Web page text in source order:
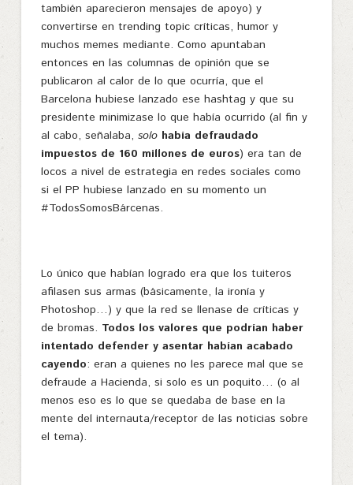
también aparecieron mensajes de apoyo) y
convertirse en trending topic críticas, humor y
muchos memes mediante. Como apuntaban
entonces en las columnas de opinión que se
publicaron al calor de lo que ocurría, que el
Barcelona hubiese lanzado ese hashtag y que su
presidente minimizase lo que había ocurrido (al fin y
al cabo, señalaba, solo había defraudado
impuestos de 160 millones de euros) era tan de
locos a nivel de estrategia en redes sociales como
si el PP hubiese lanzado en su momento un
#TodosSomosBárcenas.
Lo único que habían logrado era que los tuiteros
afilasen sus armas (básicamente, la ironía y
Photoshop…) y que la red se llenase de críticas y
de bromas. Todos los valores que podrían haber
intentado defender y asentar habían acabado
cayendo: eran a quienes no les parece mal que se
defraude a Hacienda, si solo es un poquito… (o al
menos eso es lo que se quedaba de base en la
mente del internauta/receptor de las noticias sobre
el tema).